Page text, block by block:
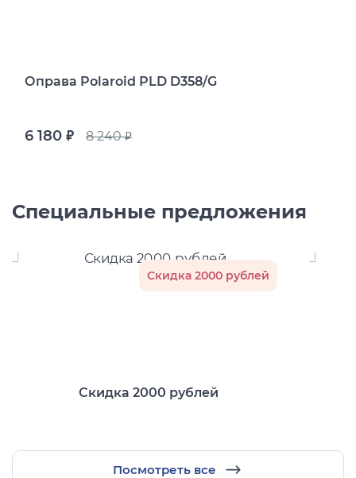
Оправа Polaroid PLD D358/G
6 180 руб. 8 240руб.
Специальные предложения
Скидка 2000 рублей
Скидка 2000 рублей
Посмотреть все